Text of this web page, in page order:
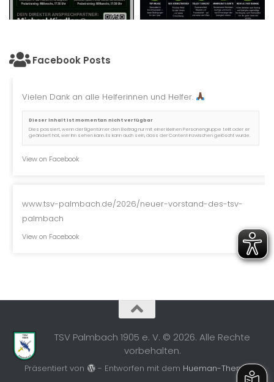
Facebook Posts
Vielen Dank an alle Helferinnen und Helfer.
Dieser Inhalt ist momentan nicht verfügbar
Dies passiert, wenn der Eigentümer den Beitrag nur mit einer kleinen Personengruppe teilt oder er
geändert hat, wer ihn sehen kann. Es kann auch sein, dass der Content inzwischen gelöscht wurde.
View on Facebook
www.tsv-palmbach.de/2026/neuer-vorstand-des-tsv-
palmbach
View on Facebook
TSV Palmbach 1905 e. V. © 2026. Alle Rechte
vorbehalten.
Präsentiert von - Entworfen mit dem Hueman-Theme